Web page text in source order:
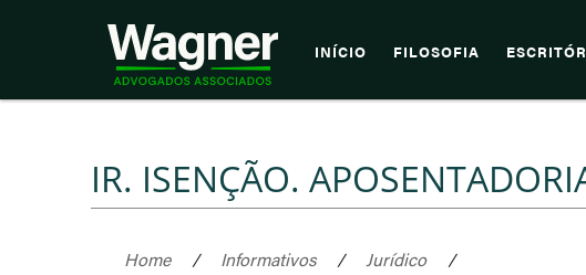
INÍCIO FILOSOFIA
IR. ISENÇÃO.
Home / Informativos / Jurídico /